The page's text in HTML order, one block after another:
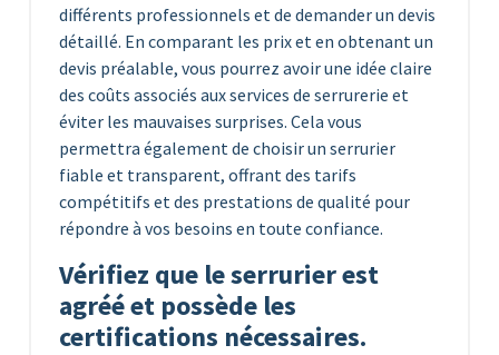
différents professionnels et de demander un devis
détaillé. En comparant les prix et en obtenant un
devis préalable, vous pourrez avoir une idée claire
des coûts associés aux services de serrurerie et
éviter les mauvaises surprises. Cela vous
permettra également de choisir un serrurier
fiable et transparent, offrant des tarifs
compétitifs et des prestations de qualité pour
répondre à vos besoins en toute confiance.
Vérifiez que le serrurier est
agréé et possède les
certifications nécessaires.